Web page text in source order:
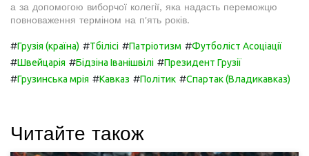
а за допомогою виборчої колегії, яка надасть переможцю
повноваження терміном на п'ять років.
#Грузія (країна) #Тбілісі #Патріотизм #Футболіст Асоціації
#Швейцарія #Бідзіна Іванішвілі #Президент Грузії
#Грузинська мрія #Кавказ #Політик #Спартак (Владикавказ)
Читайте також